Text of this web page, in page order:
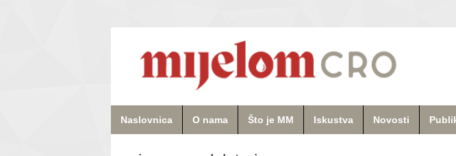
Naslovnica O nama Što je MM Iskustva Novosti